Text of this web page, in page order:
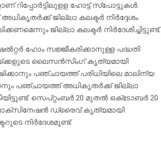
റിപ്പോര്‍ട്ടിലുളള ഹോട്ട് സ്‌പോട്ടുകള്‍.
ജില്ലാ കലക്ടര്‍ നിര്‍ദ്ദേശം
ജില്ലാ കലക്ടര്‍ നിര്‍ദേശിച്ചിട്ടുണ്ട്.
ഹോം സജ്ജീകരിക്കാനുള്ള പദ്ധതി
ലൈസന്‍സിംഗ് കൃത്യമായി
പഞ്ചായത്ത് പരിധിയിലെ മാലിന്യ
പഞ്ചായത്ത് അധികൃതര്‍ക്ക് ജില്ലാ
സെപ്റ്റംബര്‍ 20 മുതല്‍ ഒക്‌ടോബര്‍ 20
ഡ്രൈവ് കൃത്യമായി
നിര്‍ദേശമുണ്ട്.